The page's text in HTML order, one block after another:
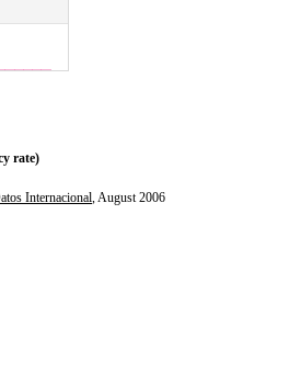
rate)
Internacional, August 2006